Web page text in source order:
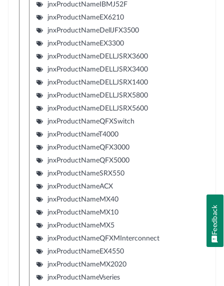
jnxProductNameIBMJ52F
jnxProductNameEX6210
jnxProductNameDellJFX3500
jnxProductNameEX3300
jnxProductNameDELLJSRX3600
jnxProductNameDELLJSRX3400
jnxProductNameDELLJSRX1400
jnxProductNameDELLJSRX5800
jnxProductNameDELLJSRX5600
jnxProductNameQFXSwitch
jnxProductNameT4000
jnxProductNameQFX3000
jnxProductNameQFX5000
jnxProductNameSRX550
jnxProductNameACX
jnxProductNameMX40
jnxProductNameMX10
jnxProductNameMX5
jnxProductNameQFXMInterconnect
jnxProductNameEX4550
jnxProductNameMX2020
jnxProductNameVseries
Feedback